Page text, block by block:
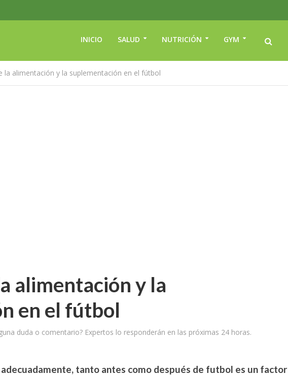
INICIO SALUD NUTRICIÓN GYM
la alimentación y la suplementación en el fútbol
alimentación y la
en el fútbol
duda o comentario? Expertos lo responderán en las próximas 24 horas.
tanto antes como después de futbol es un factor